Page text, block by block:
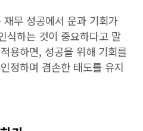
재무 성공에서 운과 기회가
식하는 것이 중요하다고 말
용하면, 성공을 위해 기회를
정하며 겸손한 태도를 유지